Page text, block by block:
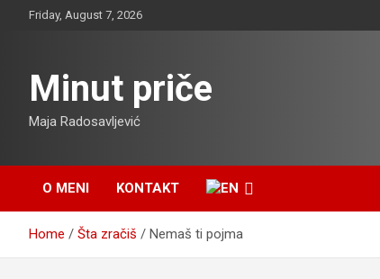
Friday, August 7, 2026
Minut priče
Maja Radosavljević
O MENI KONTAKT
Home Šta zračiš Nemaš ti pojma